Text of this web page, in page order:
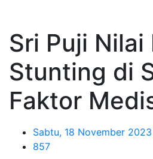
Sri Puji Nilai
Stunting di
Faktor
Sabtu, 18 November 2023
857